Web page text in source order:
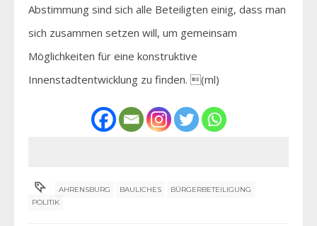
Abstimmung sind sich alle Beteiligten einig, dass man
sich zusammen setzen will, um gemeinsam
Möglichkeiten für eine konstruktive
Innenstadtentwicklung zu finden. (ml)
AHRENSBURG BAULICHES
BÜRGERBETEILIGUNG
POLITIK